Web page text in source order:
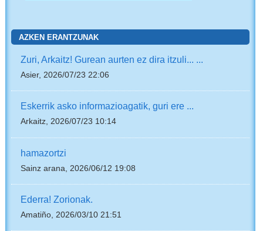
AZKEN ERANTZUNAK
Zuri, Arkaitz! Gurean aurten ez dira itzuli... ...
Asier, 2026/07/23 22:06
Eskerrik asko informazioagatik, guri ere ...
Arkaitz, 2026/07/23 10:14
hamazortzi
Sainz arana, 2026/06/12 19:08
Ederra! Zorionak.
Amatiño, 2026/03/10 21:51